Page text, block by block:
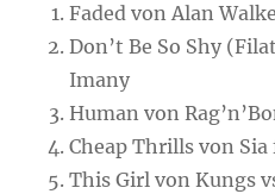
Faded von Alan
Don’t Be So Shy
Imany
Human von
Cheap Thrills von Sia
This Girl von Kungs